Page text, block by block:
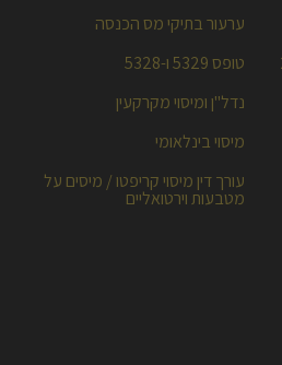
ערעור בתיקי מס הכנסה
טופס 5329 ו-5328
נדל"ן ומיסוי מקרקעין
מיסוי בינלאומי
עורך דין מיסוי קריפטו / מיסים על
מטבעות וירטואליים